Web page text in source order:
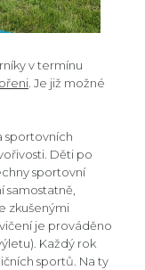
v termínu
. Je již možné
sportovních
Děti po
sportovní
zkušenými
je prováděno
Každý rok
sportů. Na ty